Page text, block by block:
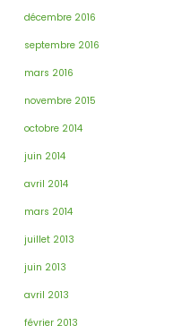
décembre 2016
septembre 2016
mars 2016
novembre 2015
octobre 2014
juin 2014
avril 2014
mars 2014
juillet 2013
juin 2013
avril 2013
février 2013